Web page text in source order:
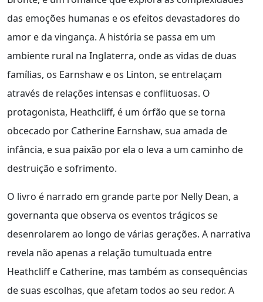
das emoções humanas e os efeitos devastadores do
amor e da vingança. A história se passa em um
ambiente rural na Inglaterra, onde as vidas de duas
famílias, os Earnshaw e os Linton, se entrelaçam
através de relações intensas e conflituosas. O
protagonista, Heathcliff, é um órfão que se torna
obcecado por Catherine Earnshaw, sua amada de
infância, e sua paixão por ela o leva a um caminho de
destruição e sofrimento.
O livro é narrado em grande parte por Nelly Dean, a
governanta que observa os eventos trágicos se
desenrolarem ao longo de várias gerações. A narrativa
revela não apenas a relação tumultuada entre
Heathcliff e Catherine, mas também as consequências
de suas escolhas, que afetam todos ao seu redor. A